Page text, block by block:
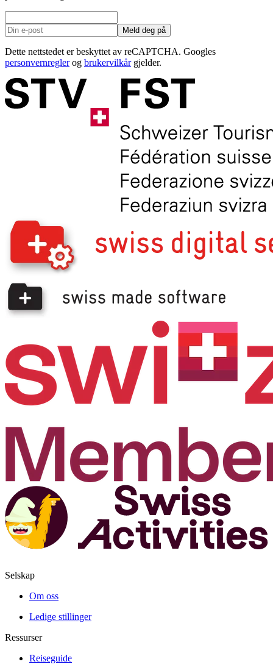
Meld deg på
Dette nettstedet er beskyttet av reCAPTCHA. Googles
personvernreglerog brukervilkårgjelder.
Selskap
Om oss
Ledige stillinger
Ressurser
Reiseguide